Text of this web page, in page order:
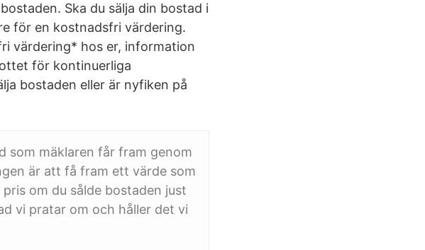
Ska du sälja din bostad i
för en kostnadsfri värdering.
värdering* hos er, information
för kontinuerliga
bostaden eller är nyfiken på
som mäklaren får fram genom
är att få fram ett värde som
om du sålde bostaden just
vi pratar om och håller det vi